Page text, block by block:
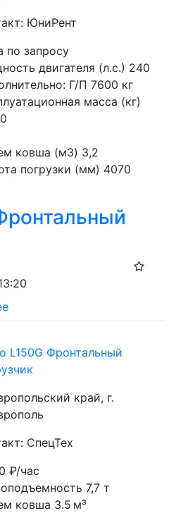
ЮниРент
по запросу
двигателя (л.с.) 240
Г/П 7600 кг
масса (кг)
ковша (м3) 3,2
погрузки (мм) 4070
L150G Фронтальный
край, г.
СпецТех
₽/час
7,7 т
ковша 3.5 м³